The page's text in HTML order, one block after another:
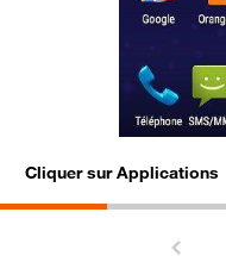
Cliquer sur Applications